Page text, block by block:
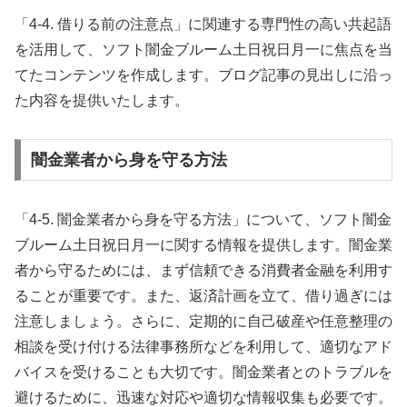
「4-4. 借りる前の注意点」に関連する専門性の高い共起語
を活用して、ソフト闇金ブルーム土日祝日月一に焦点を当
てたコンテンツを作成します。ブログ記事の見出しに沿っ
た内容を提供いたします。
闇金業者から身を守る方法
「4-5. 闇金業者から身を守る方法」について、ソフト闇金
ブルーム土日祝日月一に関する情報を提供します。闇金業
者から守るためには、まず信頼できる消費者金融を利用す
ることが重要です。また、返済計画を立て、借り過ぎには
注意しましょう。さらに、定期的に自己破産や任意整理の
相談を受け付ける法律事務所などを利用して、適切なアド
バイスを受けることも大切です。闇金業者とのトラブルを
避けるために、迅速な対応や適切な情報収集も必要です。